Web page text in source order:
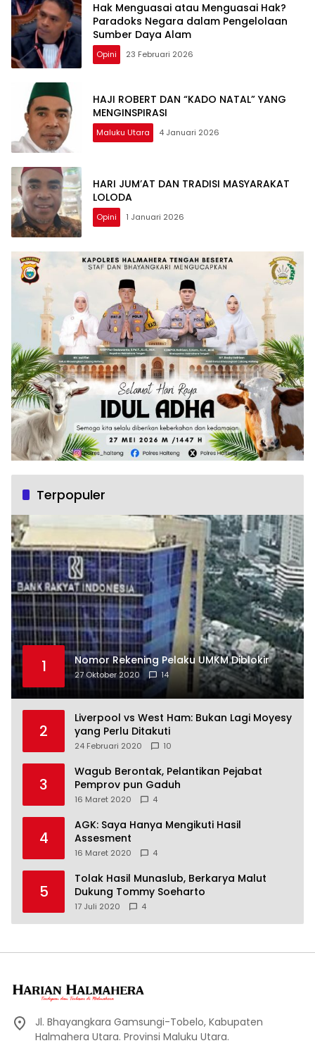
Hak Menguasai atau Menguasai Hak?
Paradoks Negara dalam Pengelolaan
Sumber Daya Alam
Opini 23 Februari 2026
HAJI ROBERT DAN “KADO NATAL” YANG
MENGINSPIRASI
Maluku Utara 4 Januari 2026
HARI JUM’AT DAN TRADISI MASYARAKAT
LOLODA
Opini 1 Januari 2026
Terpopuler
1 Nomor Rekening Pelaku UMKM Diblokir
27 Oktober 2020 14
2
Liverpool vs West Ham: Bukan Lagi Moyesy
yang Perlu Ditakuti
24 Februari 2020 10
3
Wagub Berontak, Pelantikan Pejabat
Pemprov pun Gaduh
16 Maret 2020 4
4
AGK: Saya Hanya Mengikuti Hasil
Assesment
16 Maret 2020 4
5
Tolak Hasil Munaslub, Berkarya Malut
Dukung Tommy Soeharto
17 Juli 2020 4
Jl. Bhayangkara Gamsungi-Tobelo, Kabupaten
Halmahera Utara. Provinsi Maluku Utara.